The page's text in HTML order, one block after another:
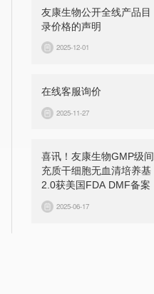
友康生物公开全线产品目
录价格的声明
2025-12-01
在线客服询价
2025-11-27
喜讯！友康生物GMP级间
充质干细胞无血清培养基
2.0获美国FDA DMF备案
2025-06-17